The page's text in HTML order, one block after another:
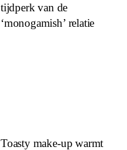
tijdperk van de
‘monogamish’ relatie
Toasty make-up warmt